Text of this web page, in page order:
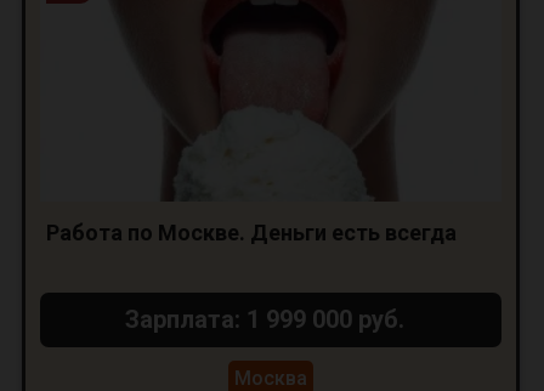
Работа по Москве. Деньги есть всегда
Зарплата: 1 999 000 руб.
Москва